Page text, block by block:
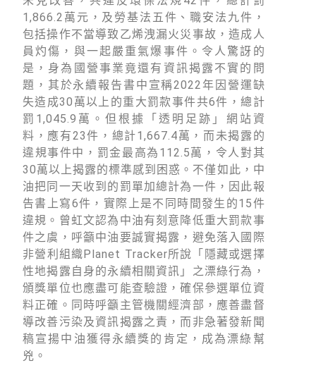
1,866.2萬元，及勞基法五件、職安法九件，
包括操作不當導致乙烯洩漏火災事故，造成人
員灼傷，與一起嚴重氣爆事件。令人驚訝的
是，身為國營事業竟還有資訊揭露不實的問
題，其於永續報告書中宣稱2022年因營運缺
失造成30萬以上的重大罰款事件共6件，總計
罰1,045.9萬。但根據「透明足跡」網站資
料，應有23件，總計1,667.4萬，而未揭露的
違規事件中，罰金最高為112.5萬，令人對其
30萬以上揭露的標準感到困惑。不僅如此，中
油把同一天收到的罰單加總計為一件，因此報
告書上寫6件，實際上是不同時間發生的15件
違規。曾虹文認為中油有刻意降低重大罰款事
件之虞，呼籲中油要誠實揭露，避免落入國際
非營利組織Planet Tracker所說「隱藏或選擇
性地揭露自身的永續相關資訊」之漂綠行為，
頒獎單位也應盡可能查驗證，確保參選單位資
料正確。同時呼籲主管機關經濟部，應善盡督
導改善污染及資訊揭露之責，而非急著發新聞
稿宣揚中油獲得永續獎的肯定，成為漂綠幫
兇。